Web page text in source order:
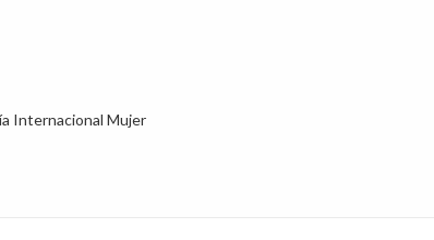
Internacional Mujer